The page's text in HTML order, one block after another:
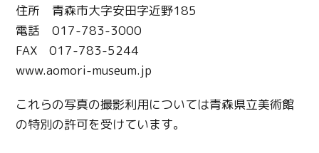
住所 青森市大字安田字近野185
電話 017-783-3000
FAX 017-783-5244
www.aomori-museum.jp
これらの写真の撮影利用については青森県立美術館
の特別の許可を受けています。